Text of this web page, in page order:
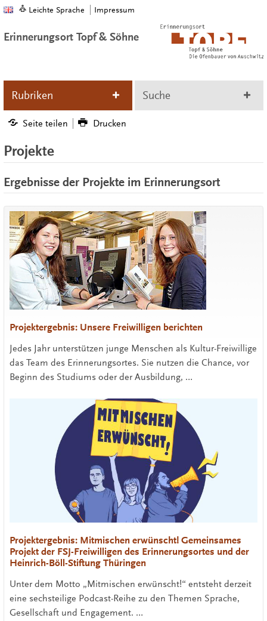
Leichte Sprache Impressum
Erinnerungsort Topf & Söhne
Rubriken Suche
Seite teilen Drucken
Projekte
Ergebnisse der Projekte im Erinnerungsort
Projektergebnis: Unsere Freiwilligen berichten
Jedes Jahr unterstützen junge Menschen als Kultur-Freiwillige
das Team des Erinnerungsortes. Sie nutzen die Chance, vor
Beginn des Studiums oder der Ausbildung, …
Projektergebnis: Mitmischen erwünscht! Gemeinsames
Projekt der FSJ-Freiwilligen des Erinnerungsortes und der
Heinrich-Böll-Stiftung Thüringen
Unter dem Motto „Mitmischen erwünscht!“ entsteht derzeit
eine sechsteilige Podcast-Reihe zu den Themen Sprache,
Gesellschaft und Engagement. …